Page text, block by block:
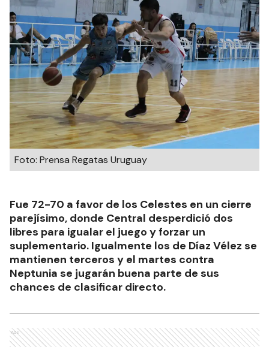
Foto: Prensa Regatas Uruguay
Fue 72-70 a favor de los Celestes en un cierre
parejísimo, donde Central desperdició dos
libres para igualar el juego y forzar un
suplementario. Igualmente los de Díaz Vélez se
mantienen terceros y el martes contra
Neptunia se jugarán buena parte de sus
chances de clasificar directo.
Ads